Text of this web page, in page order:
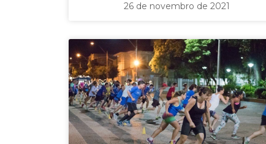
26 de novembro de 2021